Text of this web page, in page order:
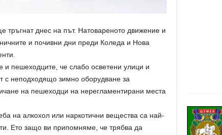
тръгнат днес на път. Натовареното движение и
и почивни дни преди Коледа и Нова
пешеходците, че слабо осветени улици и
с неподходящо зимно оборудване за
на пешеходци на нерегламентирани места
на алкохол или наркотични вещества са най-
Ето защо ви припомняме, че трябва да